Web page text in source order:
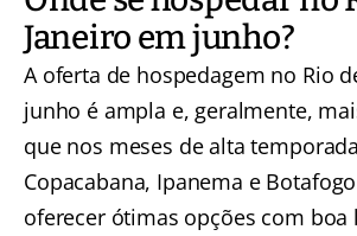
Janeiro em junho?
A oferta de hospedagem no Rio
junho é ampla e, geralmente,
que nos meses de alta
Copacabana, Ipanema e
oferecer ótimas opções com boa